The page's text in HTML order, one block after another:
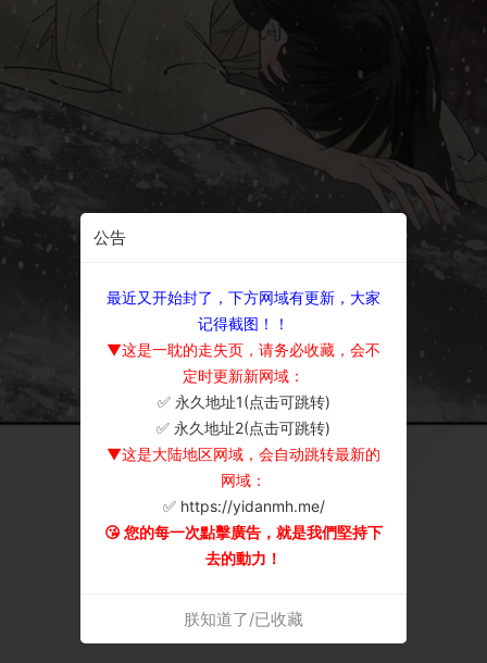
公告
最近又开始封了，下方网域有更新，大家
记得截图！！
▼这是一耽的走失页，请务必收藏，会不
定时更新新网域：
✅ 永久地址1(点击可跳转)
✅ 永久地址2(点击可跳转)
▼这是大陆地区网域，会自动跳转最新的
网域：
✅ https://yidanmh.me/
😘 您的每一次點擊廣告，就是我們堅持下
去的動力！
朕知道了/已收藏